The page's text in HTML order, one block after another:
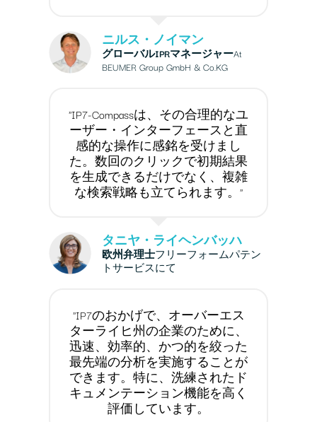
ニルス・ノイマン
グローバルIPRマネージャーAt
BEUMER Group GmbH & Co.KG
"IP7-Compassは、その合理的なユ
ーザー・インターフェースと直
感的な操作に感銘を受けまし
た。数回のクリックで初期結果
を生成できるだけでなく、複雑
な検索戦略も立てられます。"
タニヤ・ライヘンバッハ
欧州弁理士フリーフォームパテン
トサービスにて
"IP7のおかげで、オーバーエス
ターライヒ州の企業のために、
迅速、効率的、かつ的を絞った
最先端の分析を実施することが
できます。特に、洗練されたド
キュメンテーション機能を高く
評価しています。